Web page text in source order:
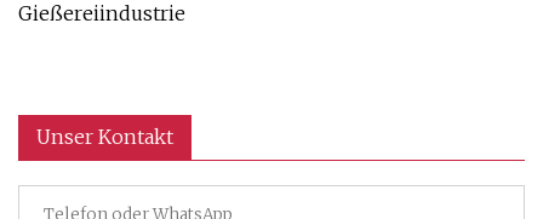
Gießereiindustrie
Unser Kontakt